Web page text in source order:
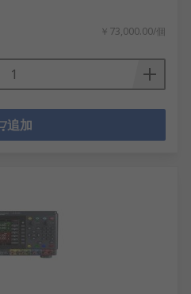
￥73,000.00/個
追加